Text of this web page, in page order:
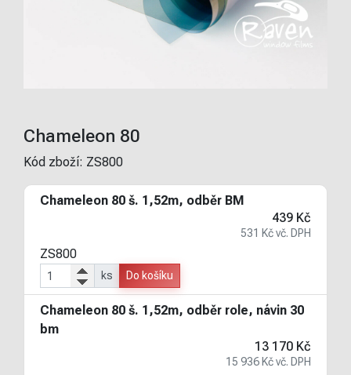
Chameleon 80
Kód zboží: ZS800
Chameleon 80 š. 1,52m, odběr BM
439 Kč
531 Kč vč. DPH
ZS800
ks Do košíku
Chameleon 80 š. 1,52m, odběr role, návin 30
bm
13 170 Kč
15 936 Kč vč. DPH